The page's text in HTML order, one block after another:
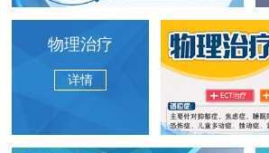
物理治疗
详情